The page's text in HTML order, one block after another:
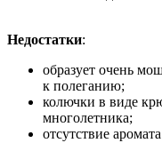
Недостатки:
образует очень
к полеганию;
колючки в виде
многолетника;
отсутствие